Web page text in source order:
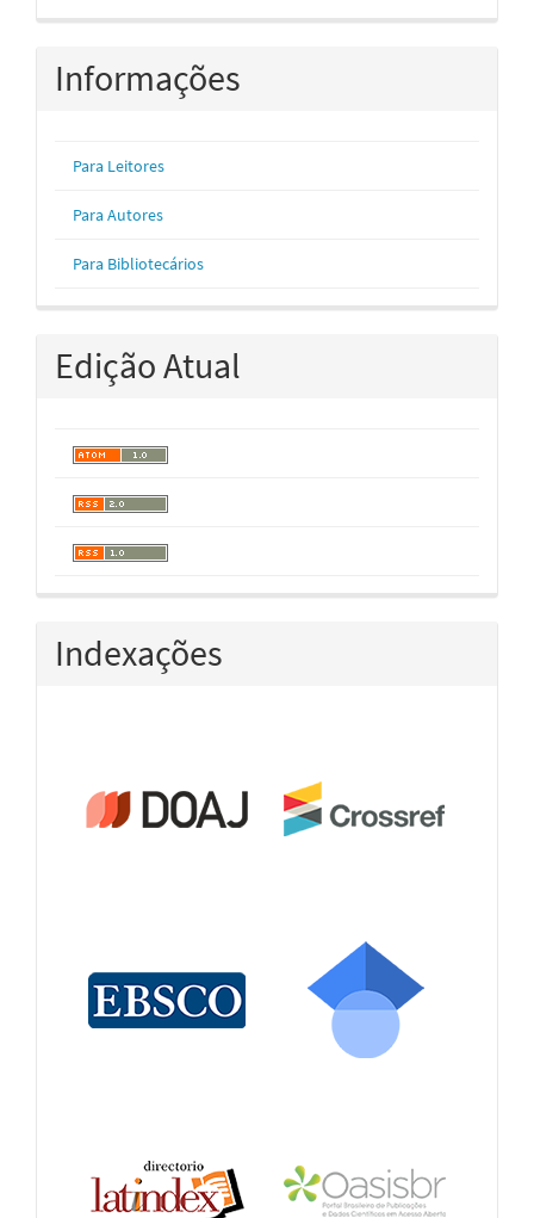
Informações
Para Leitores
Para Autores
Para Bibliotecários
Edição Atual
Indexações